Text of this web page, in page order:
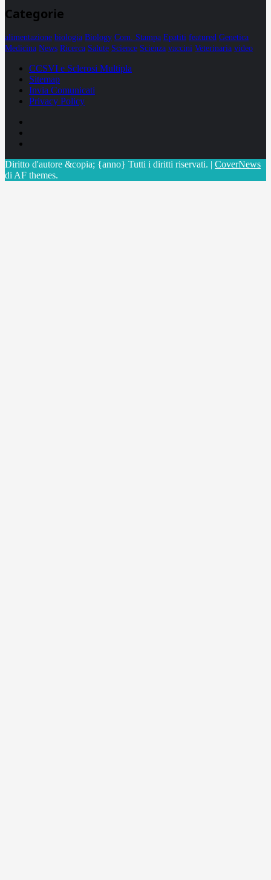
Categorie
alimentazione biologia Biology Com. Stampa Epatiti featured Genetica
Medicina News Ricerca Salute Science Scienza vaccini Veterinaria video
CCSVI e Sclerosi Multipla
Sitemap
Invia Comunicati
Privacy Policy
Diritto d'autore &copia; {anno} Tutti i diritti riservati. | CoverNews
di AF themes.